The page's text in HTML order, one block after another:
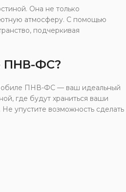
Она не только
атмосферу. С помощью
подчеркивая
ПНВ-ФС?
ПНВ-ФС — ваш идеальный
где будут храниться ваши
упустите возможность сделать